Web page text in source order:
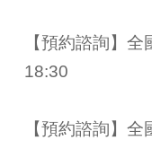
【預約諮詢】
18:30
【預約諮詢】